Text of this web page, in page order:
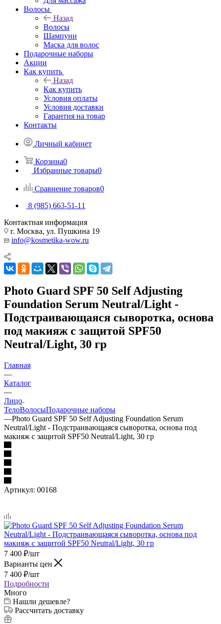
Волосы
Назад
Волосы
Шампуни
Маска для волос
Подарочные наборы
Акции
Как купить
Назад
Как купить
Условия оплаты
Условия доставки
Гарантия на товар
Контакты
Личный кабинет
Корзина0
Избранные товары0
Сравнение товаров0
8 (985) 663-51-11
Контактная информация
г. Москва, ул. Пушкина 19
info@kosmetika-wow.ru
Photo Guard SPF 50 Self Adjusting
Foundation Serum Neutral/Light -
Подстраивающаяся сыворотка, основа
под макияж с защитой SPF50
Neutral/Light, 30 гр
Главная
—
Каталог
—
Лицо
ТелоВолосыПодарочные наборы
—Photo Guard SPF 50 Self Adjusting Foundation Serum
Neutral/Light - Подстраивающаяся сыворотка, основа под
макияж с защитой SPF50 Neutral/Light, 30 гр
Артикул: 00168
7 400 ₽/шт
Варианты цен
7 400 ₽/шт
Подробности
Много
Нашли дешевле?
Рассчитать доставку